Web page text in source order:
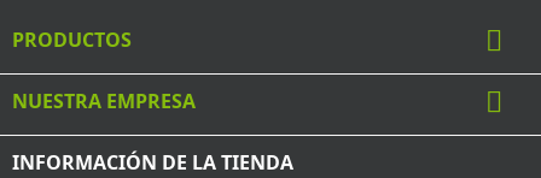
PRODUCTOS 
NUESTRA EMPRESA 
INFORMACIÓN DE LA TIENDA